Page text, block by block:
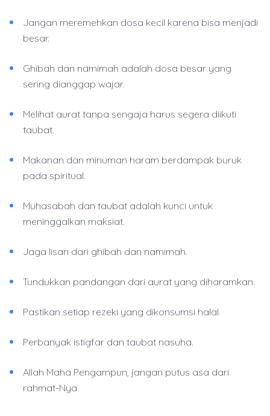
Jangan meremehkan dosa kecil karena bisa menjadi
besar.
Ghibah dan namimah adalah dosa besar yang
sering dianggap wajar.
Melihat aurat tanpa sengaja harus segera diikuti
taubat.
Makanan dan minuman haram berdampak buruk
pada spiritual.
Muhasabah dan taubat adalah kunci untuk
meninggalkan maksiat.
Jaga lisan dari ghibah dan namimah.
Tundukkan pandangan dari aurat yang diharamkan.
Pastikan setiap rezeki yang dikonsumsi halal.
Perbanyak istigfar dan taubat nasuha.
Allah Maha Pengampun, jangan putus asa dari
rahmat-Nya.